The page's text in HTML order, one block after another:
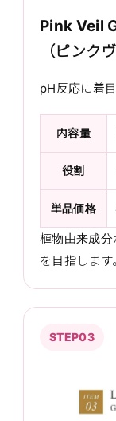
Pink Veil
（ピンク
pH反応に着
内容量
役割
単品価格
植物由来成
を目指します。
STEP03